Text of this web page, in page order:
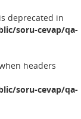
deprecated in
soru-cevap/qa-
headers
soru-cevap/qa-